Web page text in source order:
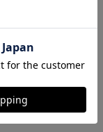
場合、キャンセ
ます。
ます。
メ商品です。
致します≫
【代金引換での